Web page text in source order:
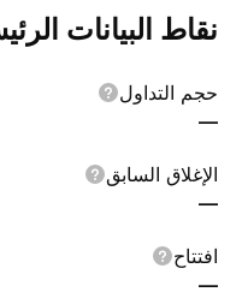
نقاط البيانات
حجم التداول
—
الإغلاق السابق
—
افتتاح
—